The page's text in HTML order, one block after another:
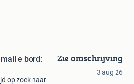
bord:
op zoek naar
Zie omschrijving
3 aug 26